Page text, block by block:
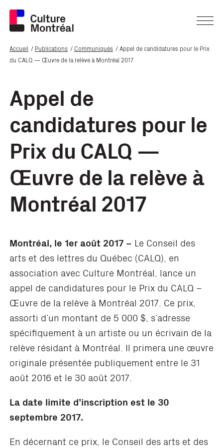
Accueil Publications Communiqués
Appel de candidatures pour le Prix
du CALQ — Œuvre de la relève à Montréal 2017
Appel de
candidatures pour le
Prix du CALQ —
Œuvre de la relève à
Montréal 2017
Montréal, le 1er août 2017 – Le Conseil des
arts et des lettres du Québec (CALQ), en
association avec Culture Montréal, lance un
appel de candidatures pour le Prix du CALQ –
Œuvre de la relève à Montréal 2017. Ce prix,
assorti d’un montant de 5 000 $, s’adresse
spécifiquement à un artiste ou un écrivain de la
relève résidant à Montréal. Il primera une œuvre
originale présentée publiquement entre le 31
août 2016 et le 30 août 2017.
La date limite d’inscription est le 30
septembre 2017.
En décernant ce prix, le Conseil des arts et des